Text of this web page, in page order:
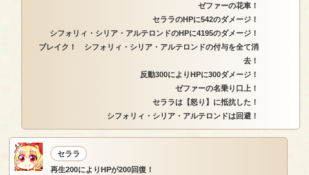
ゼファーの花車！
セララのHPに542のダメージ！
シフォリィ・シリア・アルテロンドのHPに4195のダメージ！
ブレイク！ シフォリィ・シリア・アルテロンドの付与を全て消
去！
反動300によりHPに300ダメージ！
ゼファーの名乗り口上！
セララは【怒り】に抵抗した！
シフォリィ・シリア・アルテロンドは回避！
セララ
再生200によりHPが200回復！